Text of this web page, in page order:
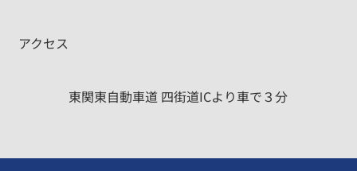
アクセス
東関東自動車道 四街道ICより車で３分